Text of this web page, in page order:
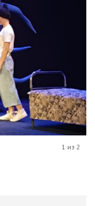
1 из 2